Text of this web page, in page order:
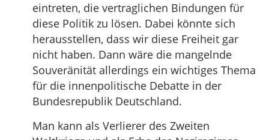
eintreten, die vertraglichen Bindungen für
diese Politik zu lösen. Dabei könnte sich
herausstellen, dass wir diese Freiheit gar
nicht haben. Dann wäre die mangelnde
Souveränität allerdings ein wichtiges Thema
für die innenpolitische Debatte in der
Bundesrepublik Deutschland.
Man kann als Verlierer des Zweiten